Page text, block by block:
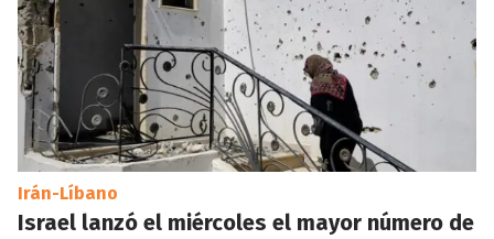
Irán-Líbano
Israel lanzó el miércoles el mayor número de